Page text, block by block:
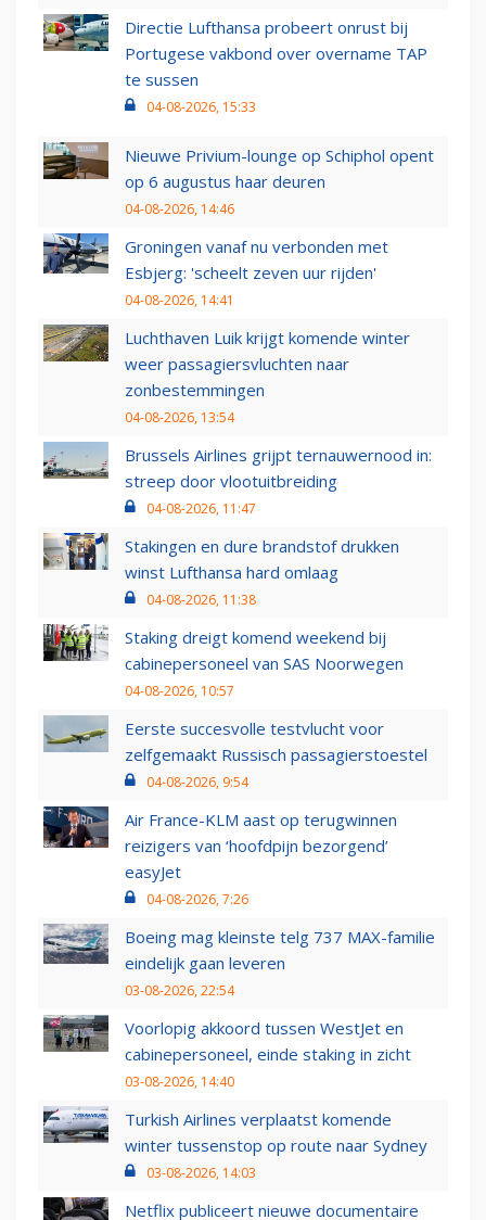
Directie Lufthansa probeert onrust bij
Portugese vakbond over overname TAP
te sussen
04-08-2026, 15:33
Nieuwe Privium-lounge op Schiphol opent
op 6 augustus haar deuren
04-08-2026, 14:46
Groningen vanaf nu verbonden met
Esbjerg: 'scheelt zeven uur rijden'
04-08-2026, 14:41
Luchthaven Luik krijgt komende winter
weer passagiersvluchten naar
zonbestemmingen
04-08-2026, 13:54
Brussels Airlines grijpt ternauwernood in:
streep door vlootuitbreiding
04-08-2026, 11:47
Stakingen en dure brandstof drukken
winst Lufthansa hard omlaag
04-08-2026, 11:38
Staking dreigt komend weekend bij
cabinepersoneel van SAS Noorwegen
04-08-2026, 10:57
Eerste succesvolle testvlucht voor
zelfgemaakt Russisch passagierstoestel
04-08-2026, 9:54
Air France-KLM aast op terugwinnen
reizigers van ‘hoofdpijn bezorgend’
easyJet
04-08-2026, 7:26
Boeing mag kleinste telg 737 MAX-familie
eindelijk gaan leveren
03-08-2026, 22:54
Voorlopig akkoord tussen WestJet en
cabinepersoneel, einde staking in zicht
03-08-2026, 14:40
Turkish Airlines verplaatst komende
winter tussenstop op route naar Sydney
03-08-2026, 14:03
Netflix publiceert nieuwe documentaire